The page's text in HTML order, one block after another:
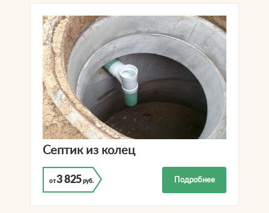
Септик из колец
от3 825 руб. Подробнее